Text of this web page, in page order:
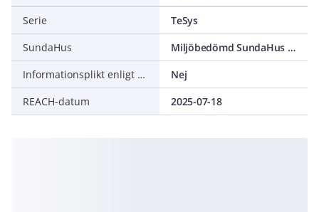
Serie
TeSys
SundaHus
Miljöbedömd SundaHus C-
Informationsplikt enligt REACH
Nej
REACH-datum
2025-07-18